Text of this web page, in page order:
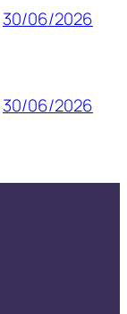
30/06/2026
30/06/2026